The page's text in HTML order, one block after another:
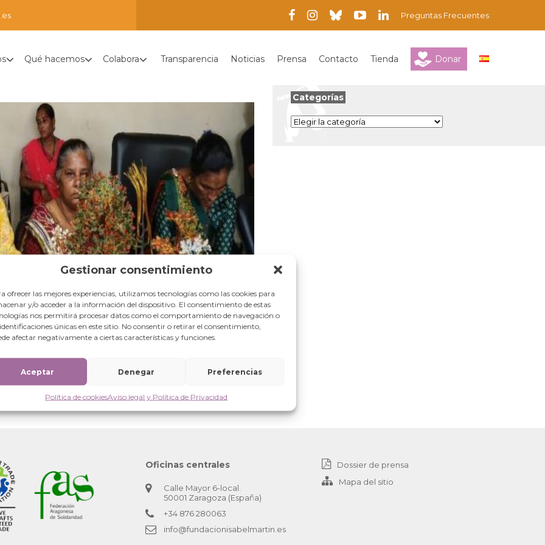
Gestionar consentimiento
ofrecer las mejores experiencias, utilizamos tecnologías como las cookies para
y/o acceder a la información del dispositivo. El consentimiento de estas
nos permitirá procesar datos como el comportamiento de navegación o
únicas en este sitio. No consentir o retirar el consentimiento,
afectar negativamente a ciertas características y funciones.
Aceptar Denegar Preferencias
Política de cookiesAviso legal y Política de Privacidad
Preguntas Frecuentes
Qué hacemos Colabora Transparencia Noticias Prensa Contacto Tienda Donar
Categorías
Categorías
Oficinas centrales
Calle Mayor 6-local.
50001 Zaragoza (España)
+34 876 280063
info@fundacionisabelmartin.es
Dossier de prensa
Mapa del sitio